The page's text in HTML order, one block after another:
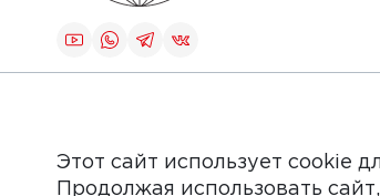
Этот сайт использует cookie
Продолжая использовать